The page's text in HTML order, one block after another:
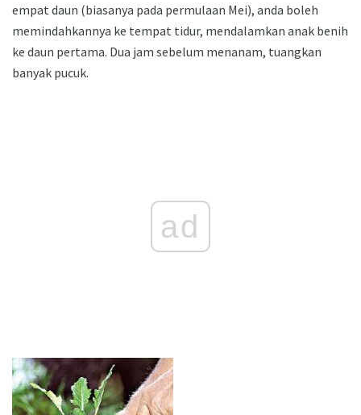
empat daun (biasanya pada permulaan Mei), anda boleh
memindahkannya ke tempat tidur, mendalamkan anak benih
ke daun pertama. Dua jam sebelum menanam, tuangkan
banyak pucuk.
ad